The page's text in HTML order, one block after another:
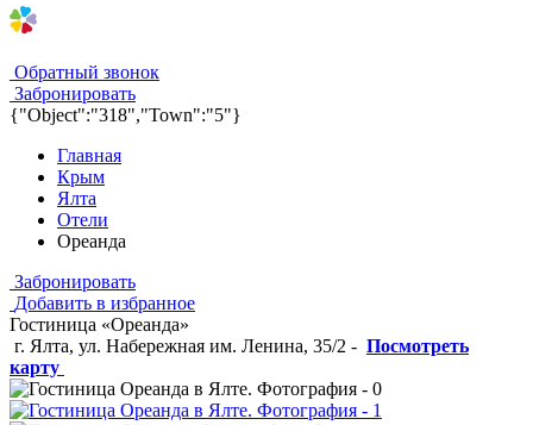
Обратный звонок
Забронировать
{"Object":"318","Town":"5"}
Главная
Крым
Ялта
Отели
Ореанда
Забронировать
Добавить в избранное
Гостиница «Ореанда»
г. Ялта, ул. Набережная им. Ленина, 35/2 - Посмотреть
карту